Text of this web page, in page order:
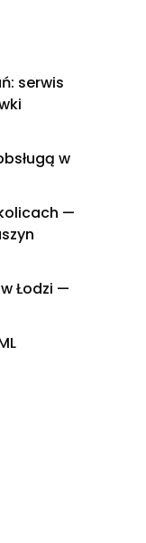
serwis
w
—
Łodzi —